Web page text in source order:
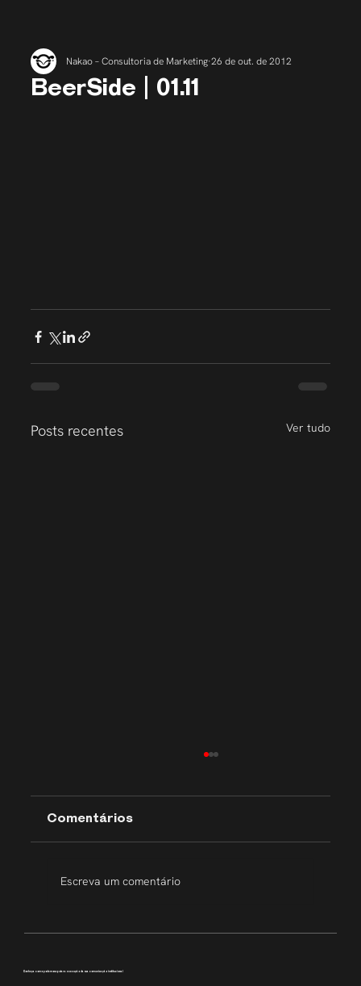
BeerSide | 01.11
Nakao – Consultoria de Marketing 26 de out. de 2012
Posts recentes Ver tudo
Comentários
Escreva um comentário
Conheça como podemos apoiar a execução da sua comunicação institucional